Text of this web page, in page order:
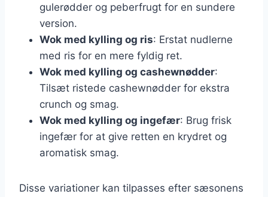
gulerødder og peberfrugt for en sundere
version.
Wok med kylling og ris: Erstat nudlerne
med ris for en mere fyldig ret.
Wok med kylling og cashewnødder:
Tilsæt ristede cashewnødder for ekstra
crunch og smag.
Wok med kylling og ingefær: Brug frisk
ingefær for at give retten en krydret og
aromatisk smag.
Disse variationer kan tilpasses efter sæsonens